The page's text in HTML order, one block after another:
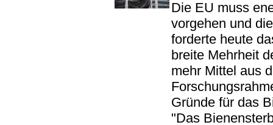
Die EU muss
vorgehen und
forderte heute
breite Mehrheit
mehr Mittel aus
Gründe für das
"Das